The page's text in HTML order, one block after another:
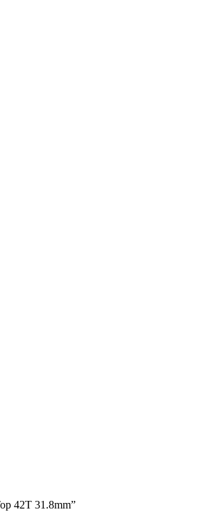
42T 31.8mm”